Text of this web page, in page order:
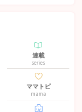
連載
series
ママトピ
mama